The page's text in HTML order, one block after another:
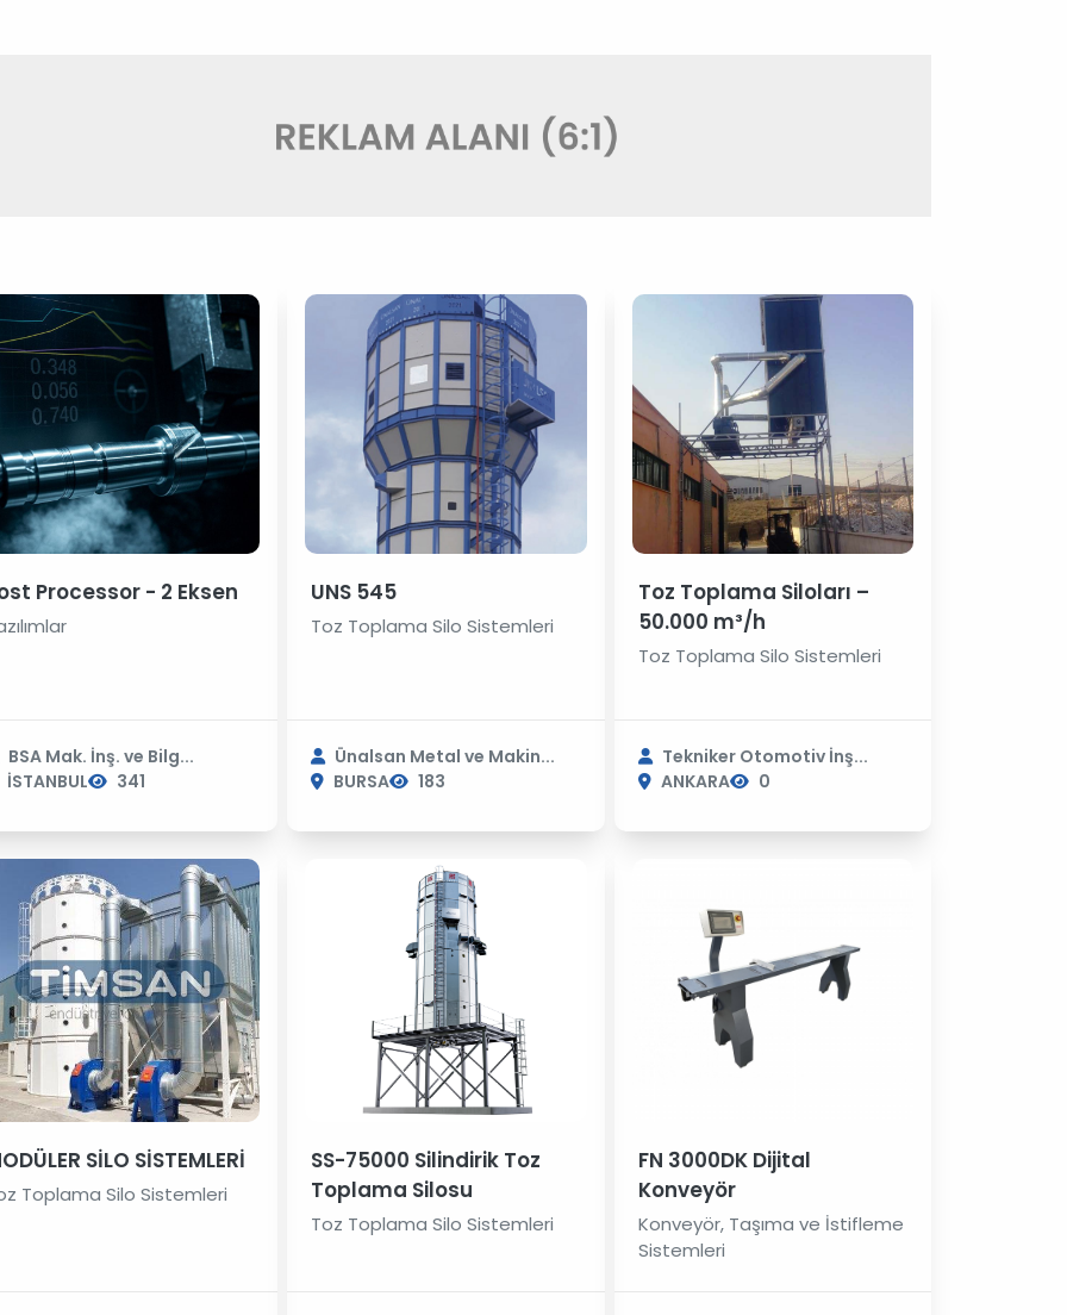
Processor - 2 Eksen
BSA Mak. İnş. ve Bilg...
İSTANBUL
341
UNS 545
Toz Toplama Silo Sistemleri
Ünalsan Metal ve Makin...
BURSA
183
Toz Toplama Siloları –
50.000 m³/h
Toz Toplama Silo Sistemleri
Tekniker Otomotiv İnş...
ANKARA
0
SİLO SİSTEMLERİ
Toplama Silo Sistemleri
SS-75000 Silindirik Toz
Toplama Silosu
Toz Toplama Silo Sistemleri
FN 3000DK Dijital
Konveyör
Konveyör, Taşıma ve İstifleme
Sistemleri